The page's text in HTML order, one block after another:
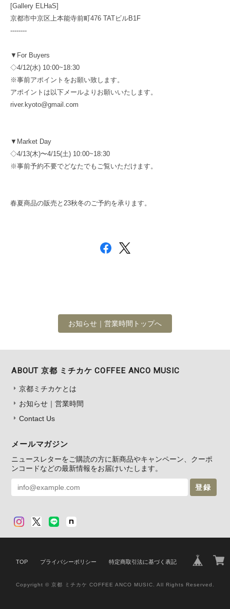
[Gallery ELHaS]
京都市中京区上本能寺前町476 TATビルB1F
--------
▼For Buyers
◇4/12(水) 10:00~18:30
※事前アポイントをお願い致します。
アポイントは以下メールよりお願いいたします。
river.kyoto@gmail.com
▼Market Day
◇4/13(木)〜4/15(土) 10:00~18:30
※事前予約不要でどなたでもご覧いただけます。
春夏商品の販売と23秋冬のご予約を承ります。
お知らせ｜営業時間トップへ
ABOUT 京都 ミチカケ COFFEE ANCO MUSIC
京都ミチカケとは
お知らせ｜営業時間
Contact Us
メールマガジン
ニュースレターをご購読の方に新商品やキャンペーン、クーポ
ンコードなどの最新情報をお届けいたします。
登録
TOP プライバシーポリシー 特定商取引法に基づく表記
Copyright © 京都 ミチカケ COFFEE ANCO MUSIC. All Rights Reserved.